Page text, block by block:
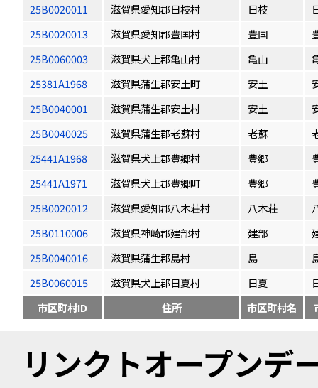
25B0020011
滋賀県愛知郡日枝村 日枝
25B0020013
滋賀県愛知郡豊国村 豊国
25B0060003
滋賀県犬上郡亀山村 亀山
25381A1968
滋賀県蒲生郡安土町 安土
25B0040001
滋賀県蒲生郡安土村 安土
25B0040025
滋賀県蒲生郡老蘇村 老蘇
25441A1968
滋賀県犬上郡豊郷村 豊郷
25441A1971
滋賀県犬上郡豊郷町 豊郷
25B0020012
滋賀県愛知郡八木荘村 八木荘
25B0110006
滋賀県神崎郡建部村 建部
25B0040016
滋賀県蒲生郡島村 島
25B0060015
滋賀県犬上郡日夏村 日夏
市区町村ID
住所 市区町村名
リンクトオープン